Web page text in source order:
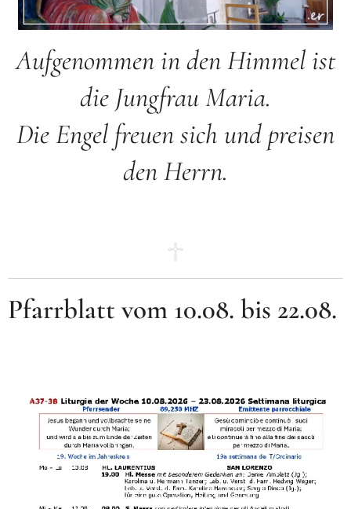
Aufgenommen in den Himmel ist
die Jungfrau Maria.
Die Engel freuen sich und preisen
den Herrn.
Pfarrblatt vom 10.08. bis 22.08.